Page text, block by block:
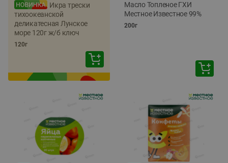
Икра трески
тихоокеанской
деликатесная Лунское
море 120г ж/б ключ
120г
Масло Топленое ГХИ
Местное Известное 99%
200г